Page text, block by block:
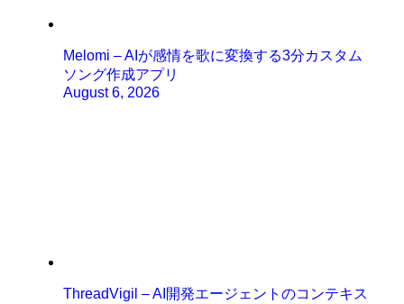
Melomi – AIが感情を歌に変換する3分カスタム
ソング作成アプリ
August 6, 2026
ThreadVigil – AI開発エージェントのコンテキス